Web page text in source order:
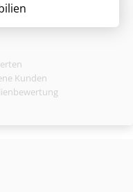
Kunden